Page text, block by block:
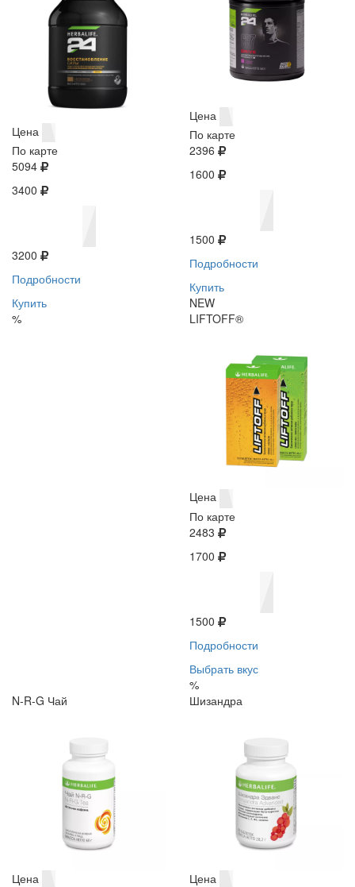
Цена
По карте
5094
3400
3200
Подробности
Купить
%
Цена
По карте
2396
1600
1500
Подробности
Купить
NEW
LIFTOFF®
Цена
По карте
2483
1700
1500
Подробности
Выбрать вкус
%
N-R-G Чай
Цена
Шизандра
Цена